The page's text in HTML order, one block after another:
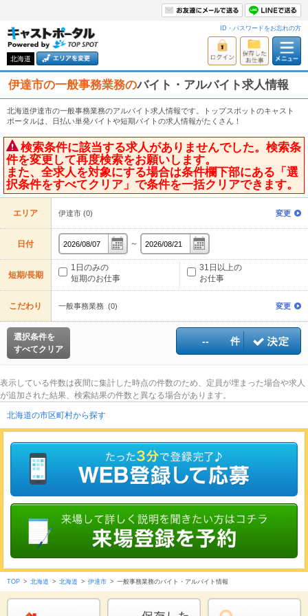
北海道
ID・パスワードをお忘れの方
伊達市の一般事務業務のバイト・アルバイト求人情報
北海道伊達市の一般事務業務のアルバイト求人情報です。トップスポットのキャスト
ポータルは、日払い単発バイトや短期バイトの求人情報がたくさん！
検索条件に該当する求人がありませんでした。検索条
件を変更して再度検索をお願いします。
また、全求人を対象にする場合は条件欄下部にある「選
択条件をすべてクリア」で条件を一括クリアできます。
エリア 伊達市 (0) 変更
日付 ～
短期/長期
1日のみの
短期のお仕事
31日以上の
お仕事
こだわり 一般事務業務 (0) 変更
選択条件を
すべてクリア
-- 件
表示している件数は夜間に集計した時点の件数のため、定員が埋まった場合や求人
が追加された結果、検索結果の件数と異なる場合があります。
北海道の市区町村から探す
TOP > 北海道 > 北海道 > 伊達市 > 一般事務業務のバイト・アルバイト情報